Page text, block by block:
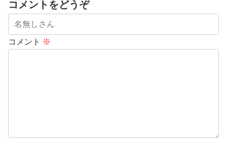
コメントをどうぞ
コメント ※